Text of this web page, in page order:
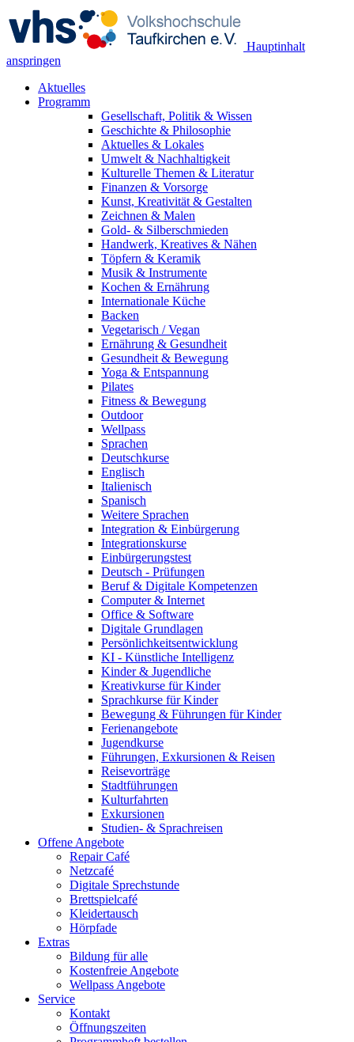
Hauptinhalt
anspringen
Aktuelles
Programm
Gesellschaft, Politik & Wissen
Geschichte & Philosophie
Aktuelles & Lokales
Umwelt & Nachhaltigkeit
Kulturelle Themen & Literatur
Finanzen & Vorsorge
Kunst, Kreativität & Gestalten
Zeichnen & Malen
Gold- & Silberschmieden
Handwerk, Kreatives & Nähen
Töpfern & Keramik
Musik & Instrumente
Kochen & Ernährung
Internationale Küche
Backen
Vegetarisch / Vegan
Ernährung & Gesundheit
Gesundheit & Bewegung
Yoga & Entspannung
Pilates
Fitness & Bewegung
Outdoor
Wellpass
Sprachen
Deutschkurse
Englisch
Italienisch
Spanisch
Weitere Sprachen
Integration & Einbürgerung
Integrationskurse
Einbürgerungstest
Deutsch - Prüfungen
Beruf & Digitale Kompetenzen
Computer & Internet
Office & Software
Digitale Grundlagen
Persönlichkeitsentwicklung
KI - Künstliche Intelligenz
Kinder & Jugendliche
Kreativkurse für Kinder
Sprachkurse für Kinder
Bewegung & Führungen für Kinder
Ferienangebote
Jugendkurse
Führungen, Exkursionen & Reisen
Reisevorträge
Stadtführungen
Kulturfahrten
Exkursionen
Studien- & Sprachreisen
Offene Angebote
Repair Café
Netzcafé
Digitale Sprechstunde
Brettspielcafé
Kleidertausch
Hörpfade
Extras
Bildung für alle
Kostenfreie Angebote
Wellpass Angebote
Service
Kontakt
Öffnungszeiten